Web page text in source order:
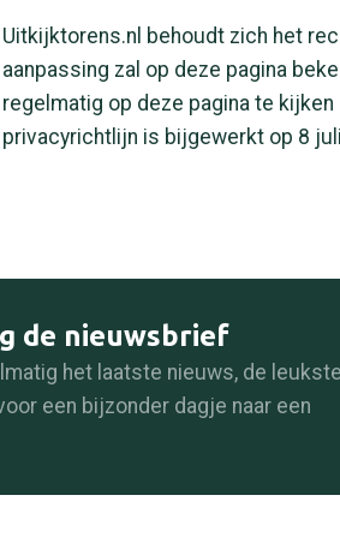
Uitkijktorens.nl behoudt zich het
aanpassing zal op deze pagina
regelmatig op deze pagina te
privacyrichtlijn is bijgewerkt op 8
de nieuwsbrief
het laatste nieuws, de
een bijzonder dagje naar een